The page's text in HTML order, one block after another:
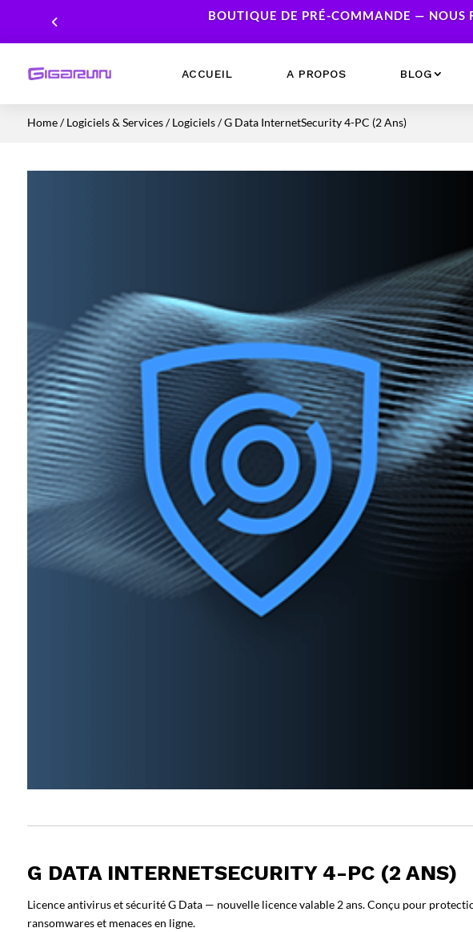
BOUTIQUE DE PRÉ-COMMANDE — NOUS
ACCUEIL A PROPOS BLOG
Home/Logiciels & Services/Logiciels/ G Data InternetSecurity 4-PC (2 Ans)
G DATA INTERNETSECURITY 4-PC (2 ANS)
Licence antivirus et sécurité G Data — nouvelle licence valable 2 ans. Conçu pour
ransomwares et menaces en ligne.
Ordinateurs Fixes
Carte Graphique
Accessoires